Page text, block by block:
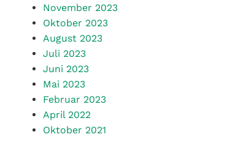
Oktober 2023
August 2023
Juli 2023
Juni 2023
Mai 2023
Februar 2023
April 2022
Oktober 2021